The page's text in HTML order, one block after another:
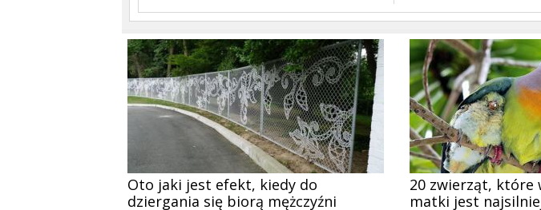
Oto jaki jest efekt, kiedy do
dziergania się biorą mężczyźni
20 zwierząt, które
matki jest